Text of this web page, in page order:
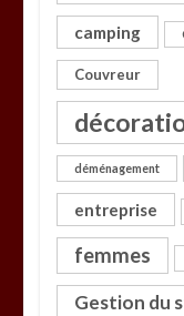
camping
Couvreur
déménagement
entreprise
femmes
Gestion du